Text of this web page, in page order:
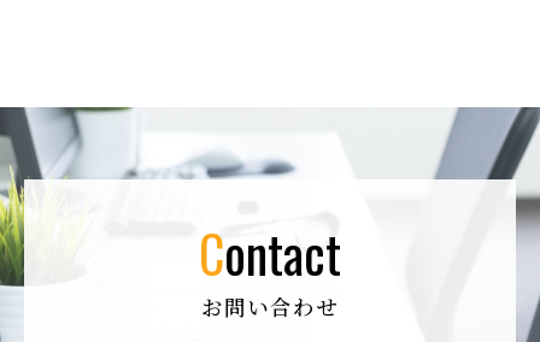
contact
お問い合わせ